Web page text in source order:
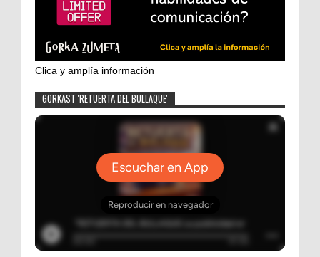
Clica y amplía información
GORKAST 'RETUERTA DEL BULLAQUE'